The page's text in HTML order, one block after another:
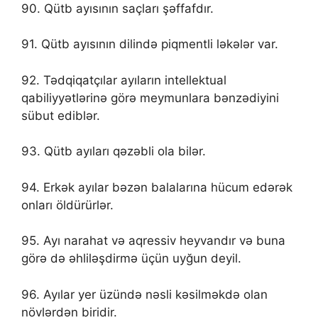
90. Qütb ayısının saçları şəffafdır.
91. Qütb ayısının dilində piqmentli ləkələr var.
92. Tədqiqatçılar ayıların intellektual
qabiliyyətlərinə görə meymunlara bənzədiyini
sübut ediblər.
93. Qütb ayıları qəzəbli ola bilər.
94. Erkək ayılar bəzən balalarına hücum edərək
onları öldürürlər.
95. Ayı narahat və aqressiv heyvandır və buna
görə də əhliləşdirmə üçün uyğun deyil.
96. Ayılar yer üzündə nəsli kəsilməkdə olan
növlərdən biridir.